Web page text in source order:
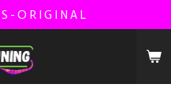
- O R I G I N A L